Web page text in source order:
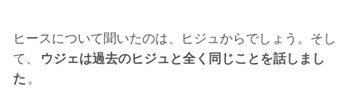
ヒースについて聞いたのは、ヒジュからでしょう。そし
て、
ウジェは過去のヒジュと全く同じことを話しまし
た 。